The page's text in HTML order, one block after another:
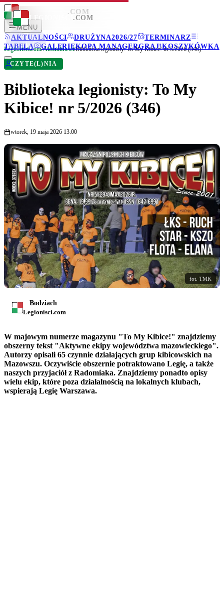
LEGIONISCI .COM
MENU
AKTUALNOŚCI
DRUŻYNA2026/27
TERMINARZ
TABELA
GALERIEKOPA MANAGERGRAJ!KOSZYKÓWKA
LEGIONISCI .COM
Legionisci.com/Aktualności/Biblioteka legionisty: To My Kibice! nr 5/2026 (346)
CZYTE(L)NIA
Biblioteka legionisty: To My
Kibice! nr 5/2026 (346)
wtorek, 19 maja 2026 13:00
fot. TMK
Bodziach
Legionisci.com
W majowym numerze magazynu "To My Kibice!" znajdziemy
obszerny tekst "Aktywne ekipy województwa mazowieckiego".
Autorzy opisali 65 czynnie działających grup kibicowskich na
Mazowszu. Oczywiście obszernie potraktowano Legię, a także
naszych przyjaciół z Radomiaka. Znajdziemy ponadto opisy
wielu ekip, które poza działalnością na lokalnych klubach,
wspierają Legię Warszawa.